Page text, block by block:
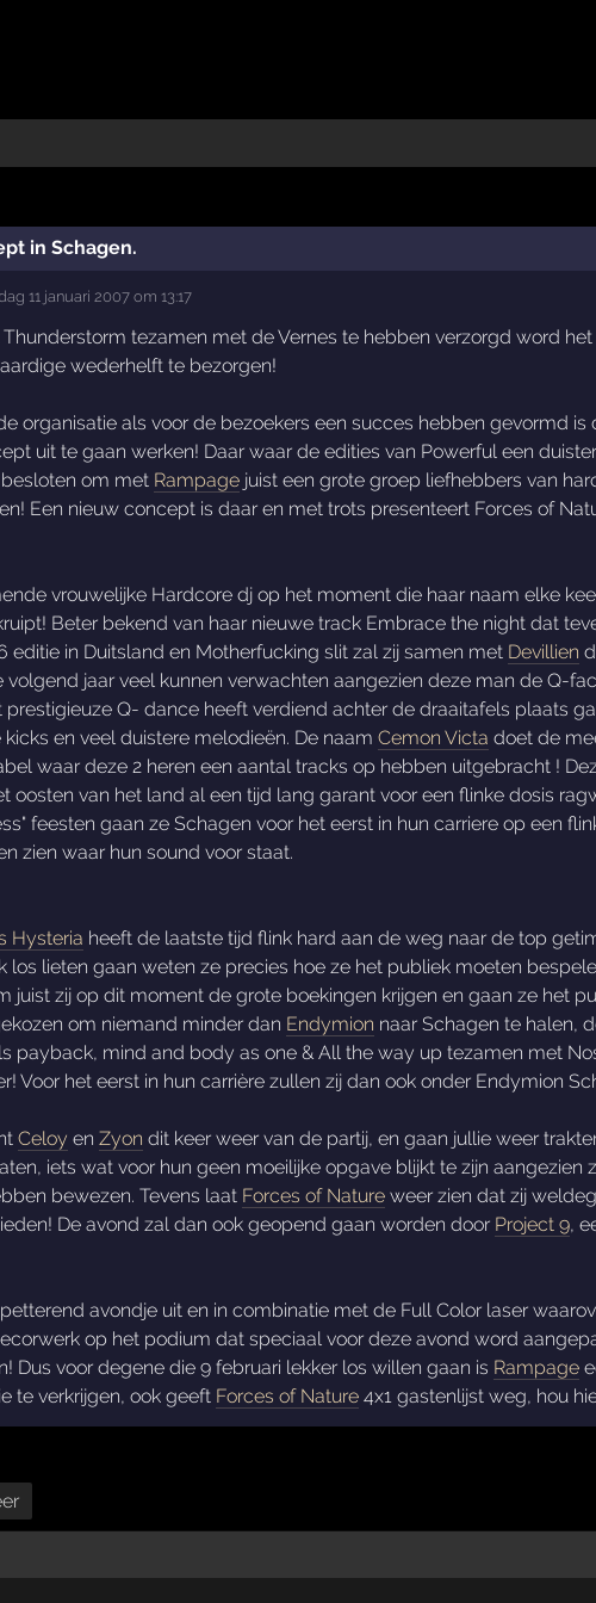
in Schagen.
11 januari 2007 om 13:17
tezamen met de Vernes te hebben verzorgd word het
wederhelft te bezorgen!
organisatie als voor de bezoekers een succes hebben gevormd is
uit te gaan werken! Daar waar de edities van Powerful een
om met Rampagejuist een grote groep liefhebbers van
Een nieuw concept is daar en met trots presenteert Forces of
vrouwelijke Hardcore dj op het moment die haar naam elke
Beter bekend van haar nieuwe track Embrace the night dat
in Duitsland en Motherfucking slit zal zij samen met Devillien
jaar veel kunnen verwachten aangezien deze man de Q-
Q- dance heeft verdiend achter de draaitafels plaats
en veel duistere melodieën. De naam Cemon Victa doet de
waar deze 2 heren een aantal tracks op hebben uitgebracht !
oosten van het land al een tijd lang garant voor een flinke dosis
feesten gaan ze Schagen voor het eerst in hun carriere op een
zien waar hun sound voor staat.
Hysteria heeft de laatste tijd flink hard aan de weg naar de top
los lieten gaan weten ze precies hoe ze het publiek moeten
juist zij op dit moment de grote boekingen krijgen en gaan ze het
om niemand minder dan Endymion naar Schagen te halen,
payback, mind and body as one & All the way up tezamen met
Voor het eerst in hun carrière zullen zij dan ook onder Endymion
Celoy en Zyon dit keer weer van de partij, en gaan jullie weer
iets wat voor hun geen moeilijke opgave blijkt te zijn
bewezen. Tevens laat Forces of Natureweer zien dat zij
De avond zal dan ook geopend gaan worden door Project 9,
avondje uit en in combinatie met de Full Color laser
op het podium dat speciaal voor deze avond word
Dus voor degene die 9 februari lekker los willen gaan is Rampage
te verkrijgen, ook geeft Forces of Nature4x1 gastenlijst weg, hou